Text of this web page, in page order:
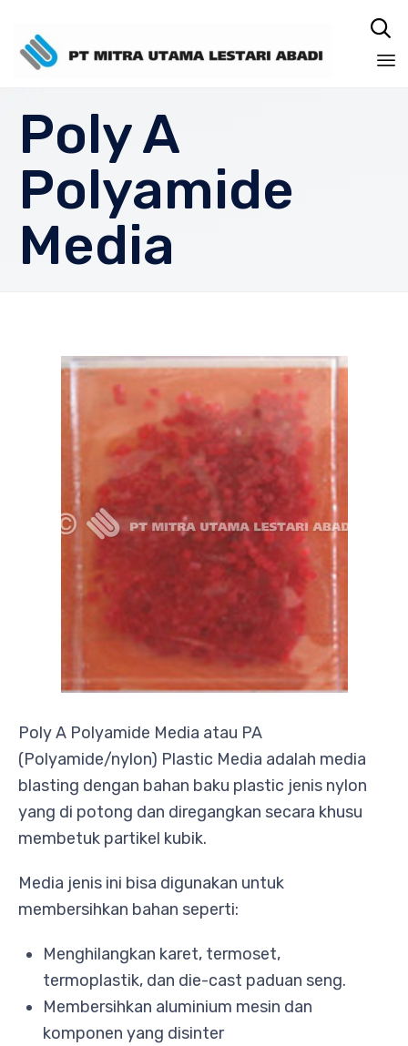

Poly A
Polyamide
Media
Poly A Polyamide Media atau PA
(Polyamide/nylon) Plastic Media adalah media
blasting dengan bahan baku plastic jenis nylon
yang di potong dan diregangkan secara khusu
membetuk partikel kubik.
Media jenis ini bisa digunakan untuk
membersihkan bahan seperti:
Menghilangkan karet, termoset,
termoplastik, dan die-cast paduan seng.
Membersihkan aluminium mesin dan
komponen yang disinter